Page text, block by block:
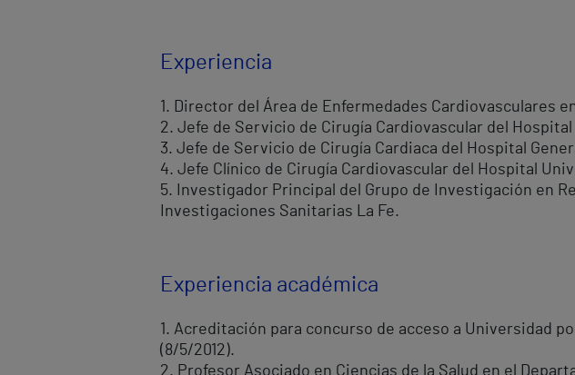
Experiencia
1. Director del Área de Enfermedades Cardiovasculares
2. Jefe de Servicio de Cirugía Cardiovascular del
3. Jefe de Servicio de Cirugía Cardiaca del Hospital
4. Jefe Clínico de Cirugía Cardiovascular del Hospital
5. Investigador Principal del Grupo de Investigación en
Investigaciones Sanitarias La Fe.
Experiencia académica
1. Acreditación para concurso de acceso a Universidad
(8/5/2012).
2. Profesor Asociado en Ciencias de la Salud en el